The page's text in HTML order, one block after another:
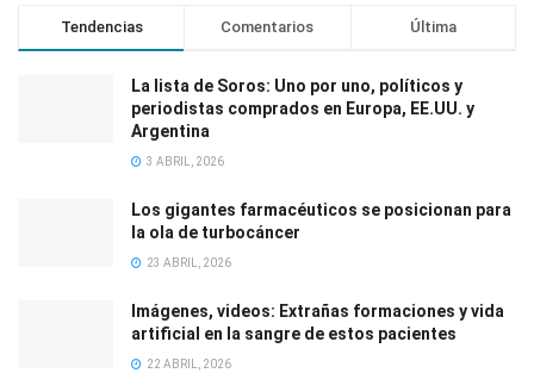
Tendencias Comentarios Última
La lista de Soros: Uno por uno, políticos y
periodistas comprados en Europa, EE.UU. y
Argentina
3 ABRIL, 2026
Los gigantes farmacéuticos se posicionan para
la ola de turbocáncer
23 ABRIL, 2026
Imágenes, videos: Extrañas formaciones y vida
artificial en la sangre de estos pacientes
22 ABRIL, 2026